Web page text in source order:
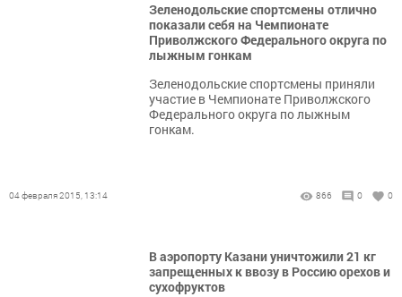
Зеленодольские спортсмены отлично
показали себя на Чемпионате
Приволжского Федерального округа по
лыжным гонкам
Зеленодольские спортсмены приняли
участие в Чемпионате Приволжского
Федерального округа по лыжным
гонкам.
04 февраля 2015, 13:14 866 0 0
В аэропорту Казани уничтожили 21 кг
запрещенных к ввозу в Россию орехов и
сухофруктов